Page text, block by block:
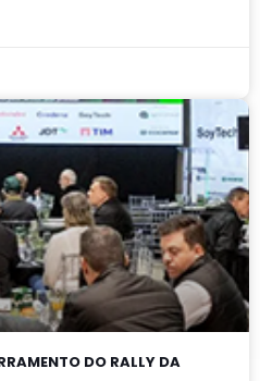
DO RALLY DA